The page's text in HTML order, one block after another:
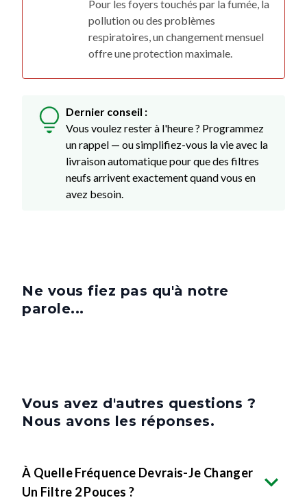
Pour les foyers touchés par la fumée, la
pollution ou des problèmes
respiratoires, un changement mensuel
offre une protection maximale.
Dernier conseil :
Vous voulez rester à l'heure ? Programmez
un rappel — ou simplifiez-vous la vie avec la
livraison automatique pour que des filtres
neufs arrivent exactement quand vous en
avez besoin.
Ne vous fiez pas qu'à notre
parole...
Vous avez d'autres questions ?
Nous avons les réponses.
À Quelle Fréquence Devrais-Je Changer
Un Filtre 2 Pouces ?